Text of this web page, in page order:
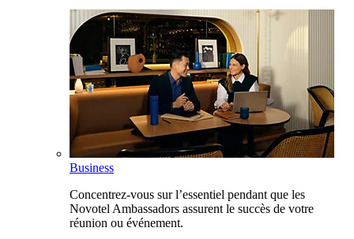
Business
Concentrez-vous sur l’essentiel pendant que les
Novotel Ambassadors assurent le succès de votre
réunion ou événement.